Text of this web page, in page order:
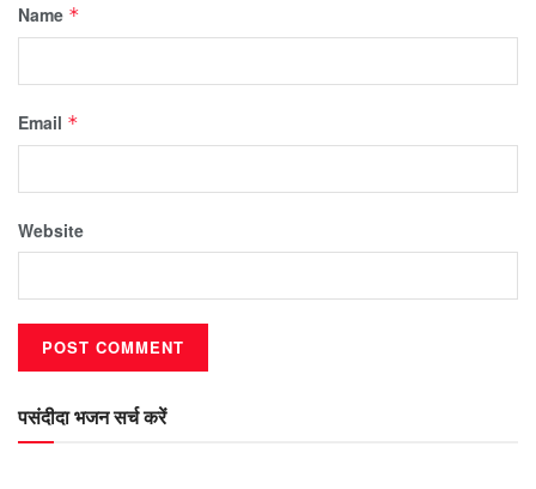
Name *
Email *
Website
पसंदीदा भजन सर्च करें